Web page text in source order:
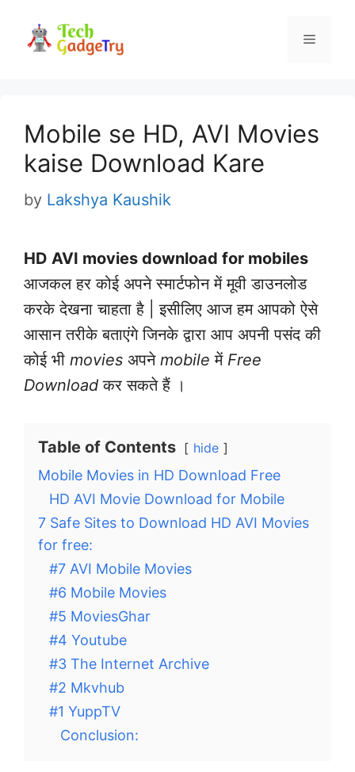
Menu
Mobile se HD, AVI Movies
kaise Download Kare
by Lakshya Kaushik
HD AVI movies download for mobiles
आजकल हर कोई अपने स्मार्टफोन में मूवी डाउनलोड
करके देखना चाहता है | इसीलिए आज हम आपको ऐसे
आसान तरीके बताएंगे जिनके द्वारा आप अपनी पसंद की
कोई भी movies अपने mobile में Free
Download कर सकते हैं ।
Table of Contents hide
Mobile Movies in HD Download Free
HD AVI Movie Download for Mobile
7 Safe Sites to Download HD AVI Movies
for free:
#7 AVI Mobile Movies
#6 Mobile Movies
#5 MoviesGhar
#4 Youtube
#3 The Internet Archive
#2 Mkvhub
#1 YuppTV
Conclusion: